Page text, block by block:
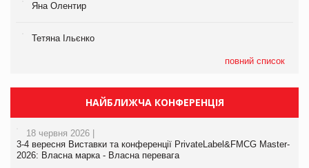
Яна Олентир
Тетяна Ільєнко
повний список
НАЙБЛИЖЧА КОНФЕРЕНЦІЯ
18 червня 2026 |
3-4 вересня Виставки та конференції PrivateLabel&FMCG Master-
2026: Власна марка - Власна перевага